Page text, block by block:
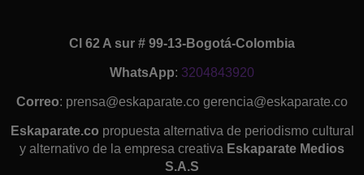
Cl 62 A sur # 99-13-Bogotá-Colombia
WhatsApp: 3204843920
Correo: prensa@eskaparate.co gerencia@eskaparate.co
Eskaparate.co propuesta alternativa de periodismo cultural
y alternativo de la empresa creativa Eskaparate Medios
S.A.S